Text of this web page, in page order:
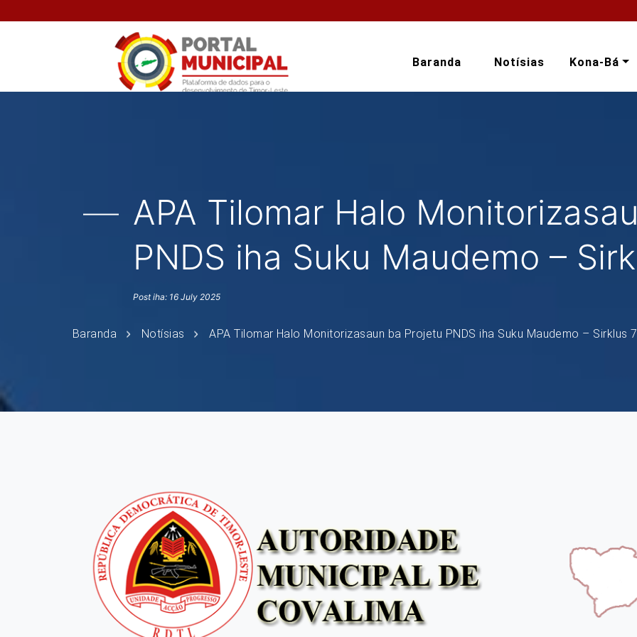
Baranda Notísias Kona-Bá
APA Tilomar Halo
PNDS iha Suku Maudemo –
Post iha: 16 July 2025
Baranda Notísias APA Tilomar Halo Monitorizasaun ba Projetu PNDS iha Suku Maudemo – Sirklus 7